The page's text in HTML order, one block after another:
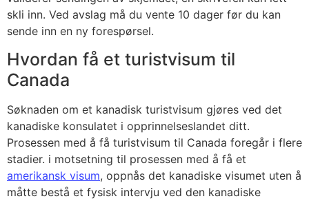
skli inn. Ved avslag må du vente 10 dager før du kan
sende inn en ny forespørsel.
Hvordan få et turistvisum til
Canada
Søknaden om et kanadisk turistvisum gjøres ved det
kanadiske konsulatet i opprinnelseslandet ditt.
Prosessen med å få turistvisum til Canada foregår i flere
stadier. i motsetning til prosessen med å få et
amerikansk visum, oppnås det kanadiske visumet uten å
måtte bestå et fysisk intervju ved den kanadiske